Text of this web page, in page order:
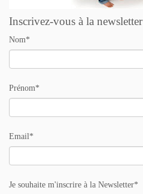
Inscrivez-vous à la newsletter
Nom*
Prénom*
Email*
Je souhaite m'inscrire à la Newsletter*